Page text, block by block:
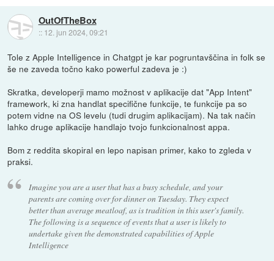
OutOfTheBox
:: 12. jun 2024, 09:21
Tole z Apple Intelligence in Chatgpt je kar pogruntavščina in folk se
še ne zaveda točno kako powerful zadeva je :)
Skratka, developerji mamo možnost v aplikacije dat "App Intent"
framework, ki zna handlat specifične funkcije, te funkcije pa so
potem vidne na OS levelu (tudi drugim aplikacijam). Na tak način
lahko druge aplikacije handlajo tvojo funkcionalnost appa.
Bom z reddita skopiral en lepo napisan primer, kako to zgleda v
praksi.
Imagine you are a user that has a busy schedule, and your
parents are coming over for dinner on Tuesday. They expect
better than average meatloaf, as is tradition in this user's family.
The following is a sequence of events that a user is likely to
undertake given the demonstrated capabilities of Apple
Intelligence